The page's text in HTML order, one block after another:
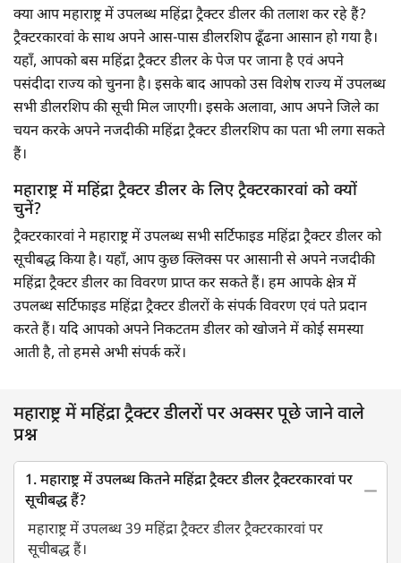
क्या आप महाराष्ट्र में उपलब्ध महिंद्रा ट्रैक्टर डीलर की तलाश कर रहे हैं?
ट्रैक्टरकारवां के साथ अपने आस-पास डीलरशिप ढूँढना आसान हो गया है।
यहाँ, आपको बस महिंद्रा ट्रैक्टर डीलर के पेज पर जाना है एवं अपने
पसंदीदा राज्य को चुनना है। इसके बाद आपको उस विशेष राज्य में उपलब्ध
सभी डीलरशिप की सूची मिल जाएगी। इसके अलावा, आप अपने जिले का
चयन करके अपने नजदीकी महिंद्रा ट्रैक्टर डीलरशिप का पता भी लगा सकते
हैं।
महाराष्ट्र में महिंद्रा ट्रैक्टर डीलर के लिए ट्रैक्टरकारवां को क्यों
चुनें?
ट्रैक्टरकारवां ने महाराष्ट्र में उपलब्ध सभी सर्टिफाइड महिंद्रा ट्रैक्टर डीलर को
सूचीबद्ध किया है। यहाँ, आप कुछ क्लिक्स पर आसानी से अपने नजदीकी
महिंद्रा ट्रैक्टर डीलर का विवरण प्राप्त कर सकते हैं। हम आपके क्षेत्र में
उपलब्ध सर्टिफाइड महिंद्रा ट्रैक्टर डीलरों के संपर्क विवरण एवं पते प्रदान
करते हैं। यदि आपको अपने निकटतम डीलर को खोजने में कोई समस्या
आती है, तो हमसे अभी संपर्क करें।
महाराष्ट्र में महिंद्रा ट्रैक्टर डीलरों पर अक्सर पूछे जाने वाले
प्रश्न
1. महाराष्ट्र में उपलब्ध कितने महिंद्रा ट्रैक्टर डीलर ट्रैक्टरकारवां पर
सूचीबद्ध हैं?
महाराष्ट्र में उपलब्ध 39 महिंद्रा ट्रैक्टर डीलर ट्रैक्टरकारवां पर
सूचीबद्ध हैं।